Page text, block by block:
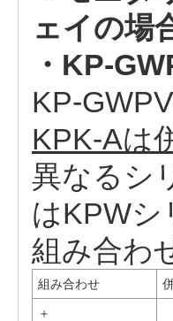
ェイの場
・KP-
KP-
KPK-Aは
異なるシ
はKPWシ
組み合わ
組み合わせ
＋